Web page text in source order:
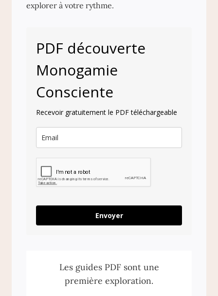
explorer à votre rythme.
PDF découverte
Monogamie
Consciente
Recevoir gratuitement le PDF téléchargeable
Envoyer
Les guides PDF sont une
première exploration.